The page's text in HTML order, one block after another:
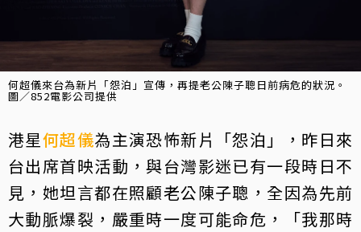
何超儀來台為新片「怨泊」宣傳，再提老公陳子聰日前病危的狀況。
圖／852電影公司提供
港星何超儀為主演恐怖新片「怨泊」，昨日來
台出席首映活動，與台灣影迷已有一段時日不
見，她坦言都在照顧老公陳子聰，全因為先前
大動脈爆裂，嚴重時一度可能命危，「我那時